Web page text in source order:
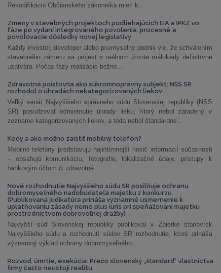
Rekodifikácia Občianskeho zákonníka mieri k...
Zmeny v stavebných projektoch podliehajúcich EIA a IPKZ vo
fáze po vydaní integrovaného povolenia: procesné a
povoľovacie dôsledky novej legislatívy
Každý investor, developer alebo priemyselný podnik vie, že schválením
stavebného zámeru sa projekt v reálnom živote málokedy definitívne
uzatvára. Počas fázy realizácie bežne...
Zdravotná poisťovňa ako súkromnoprávny subjekt: NSS SR
rozhodol o úhradách nekategorizovaných liekov
Veľký senát Najvyššieho správneho súdu Slovenskej republiky (NSS
SR) posudzoval odmietnutie úhrady lieku, ktorý nebol zaradený v
zozname kategorizovaných liekov, a teda nebol štandardne...
Kedy a ako možno zaistiť mobilný telefón?
Mobilné telefóny predstavujú najintímnejší nosič informácií súčasnosti
– obsahujú komunikáciu, fotografie, lokalizačné údaje, prístupy k
bankovým účtom či zdravotné...
Nové rozhodnutie Najvyššieho súdu SR posilňuje ochranu
dobromyseľného nadobúdateľa majetku z konkurzu.
(Publikovaná judikatúra prináša významné usmernenie k
uplatňovaniu zásady nemo plus iuris pri speňažovaní majetku
prostredníctvom dobrovoľnej dražby)
Najvyšší súd Slovenskej republiky publikoval v Zbierke stanovísk
Najvyššieho súdu a rozhodnutí súdov SR rozhodnutie, ktoré prináša
významný výklad ochrany dobromyseľného...
Rozvod, úmrtie, exekúcia: Prečo slovenský „štandard“ vlastníctva
firmy často neustojí realitu